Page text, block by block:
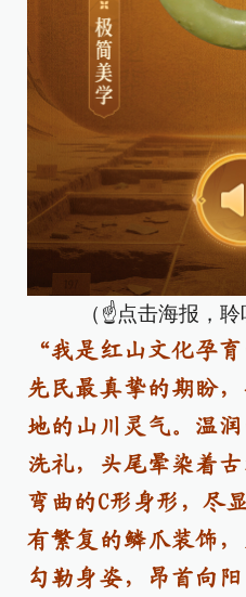
（☝点击海报，
“我是红山文化孕
先民最真挚的期盼
地的山川灵气。温
洗礼，头尾晕染着
弯曲的C形身形，尽
有繁复的鳞爪装饰
勾勒身姿，昂首向